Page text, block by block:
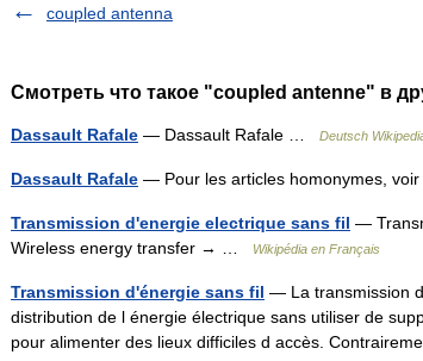
coupled antenna
Смотреть что такое "coupled antenne" в
Dassault Rafale — Dassault Rafale … Deutsch
Dassault Rafale — Pour les articles homonymes,
Transmission d'energie electrique sans fil —
Wireless energy transfer → …
Wikipédia en Français
Transmission d'énergie sans fil — La transmission
distribution de l énergie électrique sans utiliser de
pour alimenter des lieux difficiles d accès.